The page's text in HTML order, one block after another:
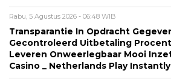
Rabu, 5 Agustus 2026 - 06:48 WIB
Transparantie In Opdracht
Gecontroleerd Uitbetaling
Leveren Onweerlegbaar Mooi
Casino _ Netherlands Play Instantly